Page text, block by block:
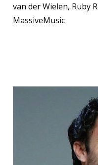
van der Wielen, Ruby
MassiveMusic